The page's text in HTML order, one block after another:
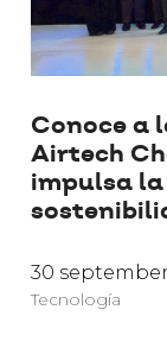
Conoce a
Airtech
impulsa
30
Tecnología